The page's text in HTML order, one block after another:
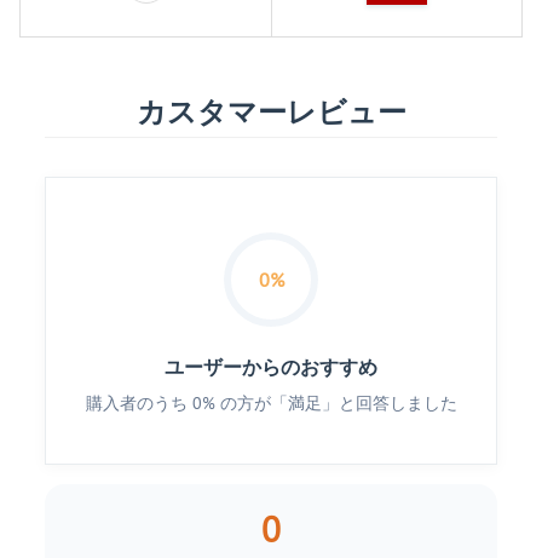
カスタマーレビュー
0%
ユーザーからのおすすめ
購入者のうち 0% の方が「満足」と回答しました
0